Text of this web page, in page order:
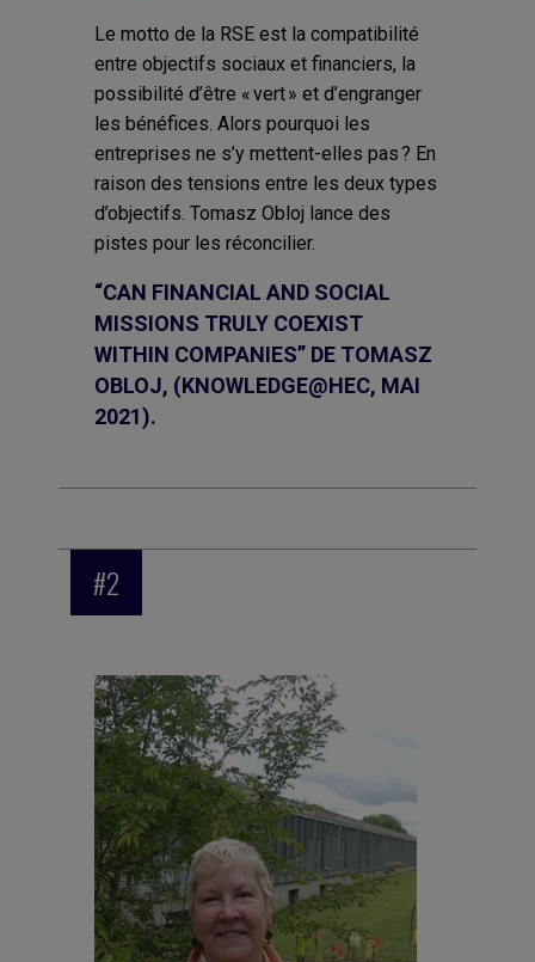
Le motto de la RSE est la compatibilité
entre objectifs sociaux et financiers, la
possibilité d’être « vert » et d’engranger
les bénéfices. Alors pourquoi les
entreprises ne s’y mettent-elles pas ? En
raison des tensions entre les deux types
d’objectifs. Tomasz Obloj lance des
pistes pour les réconcilier.
“CAN FINANCIAL AND SOCIAL
MISSIONS TRULY COEXIST
WITHIN COMPANIES” DE TOMASZ
OBLOJ, (KNOWLEDGE@HEC, MAI
2021).
#2